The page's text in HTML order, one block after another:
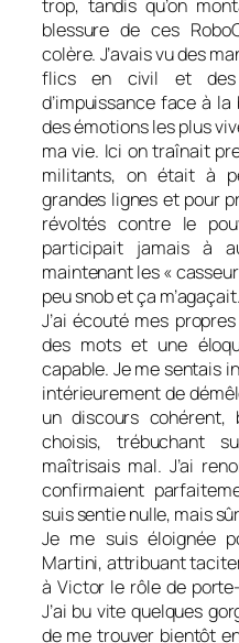
trop, tandis qu’on
blessure de ces
colère. J’avais vu des
flics en civil et des
d’impuissance face à
des émotions les plus
ma vie. Ici on traînait
militants, on était à
grandes lignes et pour
révoltés contre le
participait jamais à
maintenant les «
peu snob et ça
J’ai écouté mes
des mots et une
capable. Je me sentais
intérieurement de
un discours
choisis, trébuchant
maîtrisais mal. J’ai
confirmaient
suis sentie nulle, mais
Je me suis éloignée
Martini, attribuant
à Victor le rôle de
J’ai bu vite quelques
de me trouver bientôt